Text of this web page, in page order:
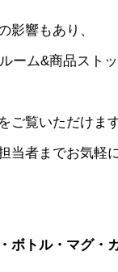
影響もあり、
ーム&商品スト
ご覧いただけま
当者までお気軽
ボトル・マグ・